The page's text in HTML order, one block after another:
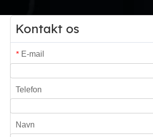
Kontakt os
* E-mail
Telefon
Navn